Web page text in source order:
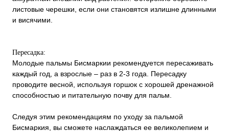
листовые черешки, если они становятся излишне длинными
и висячими.
Пересадка:
Молодые пальмы Бисмаркии рекомендуется пересаживать
каждый год, а взрослые – раз в 2-3 года. Пересадку
проводите весной, используя горшок с хорошей дренажной
способностью и питательную почву для пальм.
Следуя этим рекомендациям по уходу за пальмой
Бисмаркия, вы сможете наслаждаться ее великолепием и